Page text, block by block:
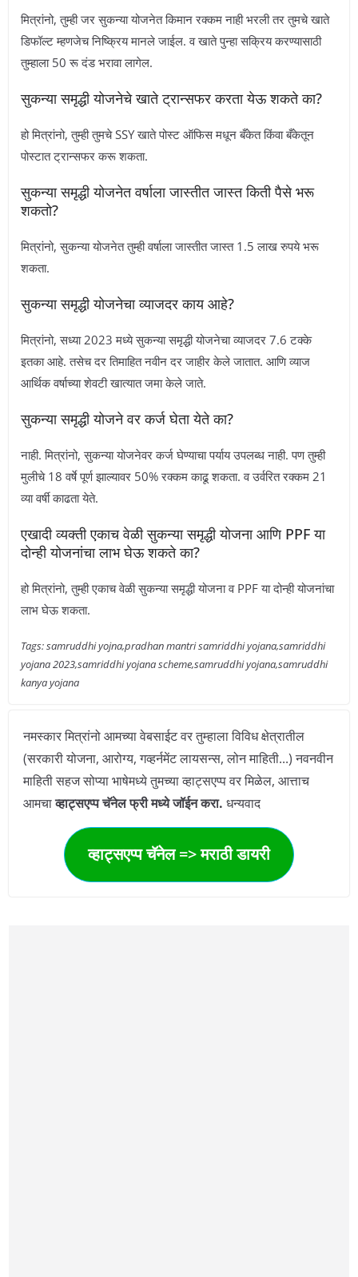
मित्रांनो, तुम्ही जर सुकन्या योजनेत किमान रक्कम नाही भरली तर तुमचे खाते
डिफॉल्ट म्हणजेच निष्क्रिय मानले जाईल. व खाते पुन्हा सक्रिय करण्यासाठी
तुम्हाला 50 रू दंड भरावा लागेल.
सुकन्या समृद्धी योजनेचे खाते ट्रान्सफर करता येऊ शकते का?
हो मित्रांनो, तुम्ही तुमचे SSY खाते पोस्ट ऑफिस मधून बँकेत किंवा बँकेतून
पोस्टात ट्रान्सफर करू शकता.
सुकन्या समृद्धी योजनेत वर्षाला जास्तीत जास्त किती पैसे भरू
शकतो?
मित्रांनो, सुकन्या योजनेत तुम्ही वर्षाला जास्तीत जास्त 1.5 लाख रुपये भरू
शकता.
सुकन्या समृद्धी योजनेचा व्याजदर काय आहे?
मित्रांनो, सध्या 2023 मध्ये सुकन्या समृद्धी योजनेचा व्याजदर 7.6 टक्के
इतका आहे. तसेच दर तिमाहित नवीन दर जाहीर केले जातात. आणि व्याज
आर्थिक वर्षाच्या शेवटी खात्यात जमा केले जाते.
सुकन्या समृद्धी योजने वर कर्ज घेता येते का?
नाही. मित्रांनो, सुकन्या योजनेवर कर्ज घेण्याचा पर्याय उपलब्ध नाही. पण तुम्ही
मुलीचे 18 वर्षे पूर्ण झाल्यावर 50% रक्कम काढू शकता. व उर्वरित रक्कम 21
व्या वर्षी काढता येते.
एखादी व्यक्ती एकाच वेळी सुकन्या समृद्धी योजना आणि PPF या
दोन्ही योजनांचा लाभ घेऊ शकते का?
हो मित्रांनो, तुम्ही एकाच वेळी सुकन्या समृद्धी योजना व PPF या दोन्ही योजनांचा
लाभ घेऊ शकता.
Tags: samruddhi yojna,pradhan mantri samriddhi yojana,samriddhi
yojana 2023,samriddhi yojana scheme,samruddhi yojana,samruddhi
kanya yojana
नमस्कार मित्रांनो आमच्या वेबसाईट वर तुम्हाला विविध क्षेत्रातील
(सरकारी योजना, आरोग्य, गव्हर्नमेंट लायसन्स, लोन माहिती...) नवनवीन
माहिती सहज सोप्या भाषेमध्ये तुमच्या व्हाट्सएप्प वर मिळेल, आत्ताच
आमचाव्हाट्सएप्प चॅनेल फ्री मध्ये जॉईन करा. धन्यवाद
व्हाट्सएप्प चॅनेल => मराठी डायरी